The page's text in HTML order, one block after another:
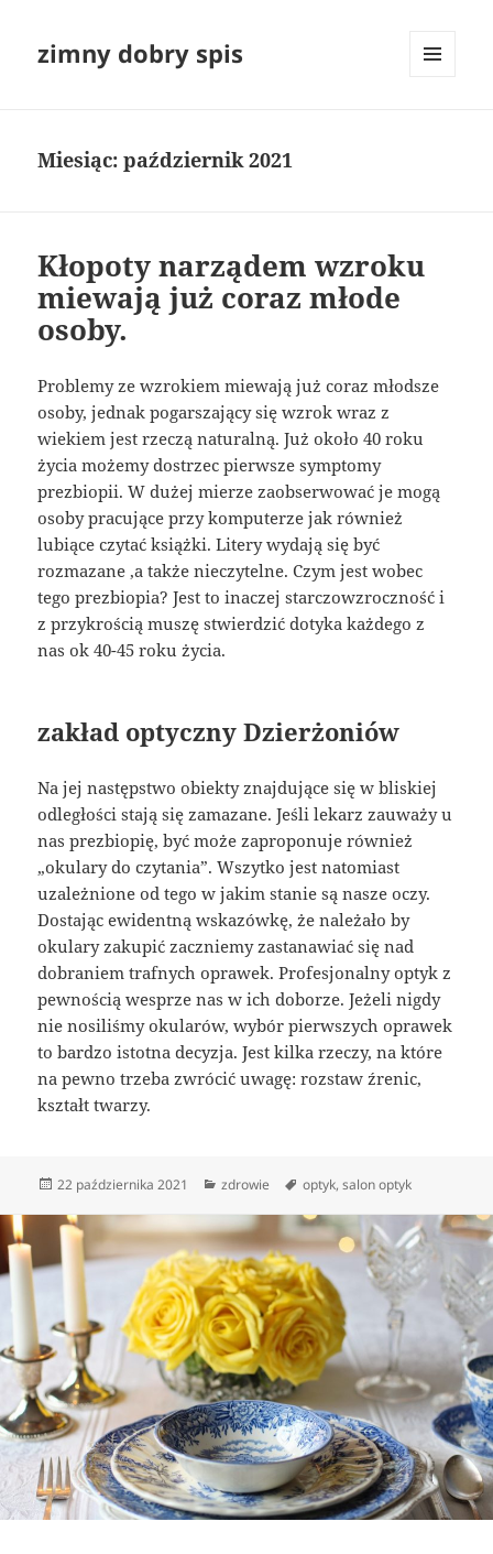
zimny dobry spis
Miesiąc:październik 2021
Kłopoty narządem wzroku
miewają już coraz młode
osoby.
Problemy ze wzrokiem miewają już coraz młodsze
osoby, jednak pogarszający się wzrok wraz z
wiekiem jest rzeczą naturalną. Już około 40 roku
życia możemy dostrzec pierwsze symptomy
prezbiopii. W dużej mierze zaobserwować je mogą
osoby pracujące przy komputerze jak również
lubiące czytać książki. Litery wydają się być
rozmazane ,a także nieczytelne. Czym jest wobec
tego prezbiopia? Jest to inaczej starczowzroczność i
z przykrością muszę stwierdzić dotyka każdego z
nas ok 40-45 roku życia.
zakład optyczny Dzierżoniów
Na jej następstwo obiekty znajdujące się w bliskiej
odległości stają się zamazane. Jeśli lekarz zauważy u
nas prezbiopię, być może zaproponuje również
„okulary do czytania”. Wszytko jest natomiast
uzależnione od tego w jakim stanie są nasze oczy.
Dostając ewidentną wskazówkę, że należało by
okulary zakupić zaczniemy zastanawiać się nad
dobraniem trafnych oprawek. Profesjonalny optyk z
pewnością wesprze nas w ich doborze. Jeżeli nigdy
nie nosiliśmy okularów, wybór pierwszych oprawek
to bardzo istotna decyzja. Jest kilka rzeczy, na które
na pewno trzeba zwrócić uwagę: rozstaw źrenic,
kształt twarzy.
Data
22 października 2021 Kategorie
zdrowie Tagi
optyk,salon optyk